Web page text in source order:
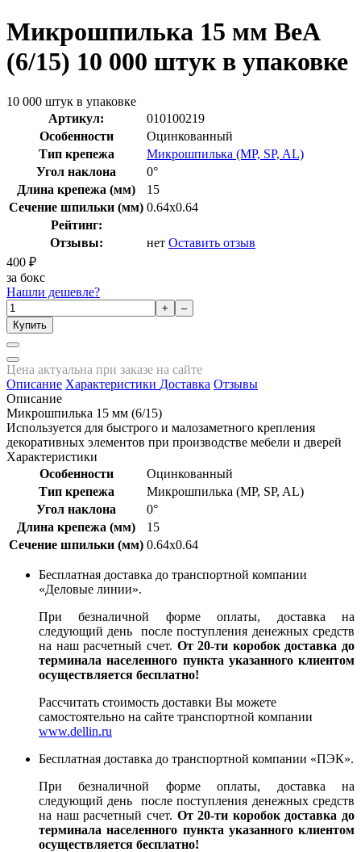
Микрошпилька 15 мм BeA
(6/15) 10 000 штук в упаковке
10 000 штук в упаковке
Артикул:
010100219
Особенности
Оцинкованный
Тип крепежа
Микрошпилька (MP, SP, AL)
Угол наклона
0°
Длина крепежа (мм)
15
Сечение шпильки (мм) 0.64x0.64
Рейтинг:
Отзывы:
нет Оставить отзыв
400 ₽
за бокс
Нашли дешевле?
+
–
Купить
Цена актуальна при заказе на сайте
Описание Характеристики Доставка Отзывы
Описание
Микрошпилька 15 мм (6/15)
Используется для быстрого и малозаметного крепления
декоративных элементов при производстве мебели и дверей
Характеристики
Особенности
Оцинкованный
Тип крепежа
Микрошпилька (MP, SP, AL)
Угол наклона
0°
Длина крепежа (мм)
15
Сечение шпильки (мм) 0.64x0.64
Бесплатная доставка до транспортной компании
«Деловые линии».
При безналичной форме оплаты, доставка на
следующий день после поступления денежных средств
на наш расчетный счет. От 20-ти коробок доставка до
терминала населенного пункта указанного клиентом
осуществляется бесплатно!
Рассчитать стоимость доставки Вы можете
самостоятельно на сайте транспортной компании
www.dellin.ru
Бесплатная доставка до транспортной компании «ПЭК».
При безналичной форме оплаты, доставка на
следующий день после поступления денежных средств
на наш расчетный счет. От 20-ти коробок доставка до
терминала населенного пункта указанного клиентом
осуществляется бесплатно!